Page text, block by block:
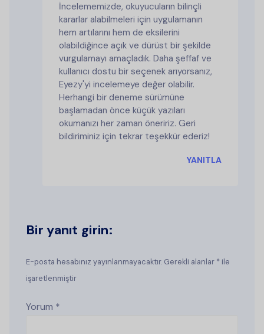
İncelememizde, okuyucuların bilinçli
kararlar alabilmeleri için uygulamanın
hem artılarını hem de eksilerini
olabildiğince açık ve dürüst bir şekilde
vurgulamayı amaçladık. Daha şeffaf ve
kullanıcı dostu bir seçenek arıyorsanız,
Eyezy'yi incelemeye değer olabilir.
Herhangi bir deneme sürümüne
başlamadan önce küçük yazıları
okumanızı her zaman öneririz. Geri
bildiriminiz için tekrar teşekkür ederiz!
YANITLA
Bir yanıt girin:
E-posta hesabınız yayınlanmayacaktır. Gerekli alanlar * ile
işaretlenmiştir
Yorum *